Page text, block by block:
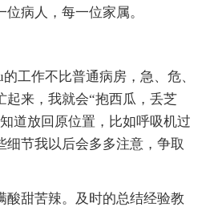
病人，每一位家属。
工作不比普通病房，急、危、
起来，我就会“抱西瓜，丢芝
道放回原位置，比如呼吸机过
细节我以后会多多注意，争取
酸甜苦辣。及时的总结经验教